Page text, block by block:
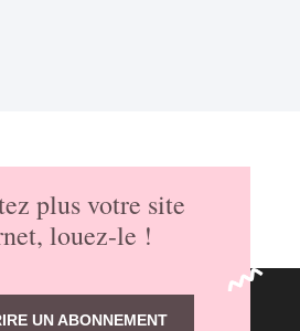
plus votre site
louez-le !
UN ABONNEMENT